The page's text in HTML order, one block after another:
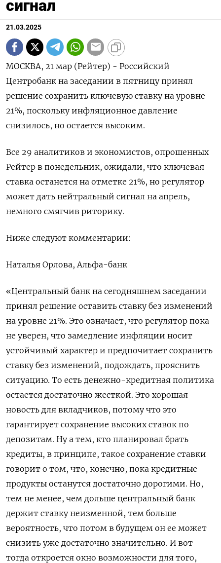
сигнал
21.03.2025
МОСКВА, 21 мар (Рейтер) - Российский
Центробанк на заседании в пятницу принял
решение сохранить ключевую ставку на уровне
21%, поскольку инфляционное давление
снизилось, но остается высоким.
Все 29 аналитиков и экономистов, опрошенных
Рейтер в понедельник, ожидали, что ключевая
ставка останется на отметке 21%, но регулятор
может дать нейтральный сигнал на апрель,
немного смягчив риторику.
Ниже следуют комментарии:
Наталья Орлова, Альфа-банк
«Центральный банк на сегодняшнем заседании
принял решение оставить ставку без изменений
на уровне 21%. Это означает, что регулятор пока
не уверен, что замедление инфляции носит
устойчивый характер и предпочитает сохранить
ставку без изменений, подождать, прояснить
ситуацию. То есть денежно-кредитная политика
остается достаточно жесткой. Это хорошая
новость для вкладчиков, потому что это
гарантирует сохранение высоких ставок по
депозитам. Ну а тем, кто планировал брать
кредиты, в принципе, такое сохранение ставки
говорит о том, что, конечно, пока кредитные
продукты останутся достаточно дорогими. Но,
тем не менее, чем дольше центральный банк
держит ставку неизменной, тем больше
вероятность, что потом в будущем он ее может
снизить уже достаточно значительно. И вот
тогда откроется окно возможности для того,